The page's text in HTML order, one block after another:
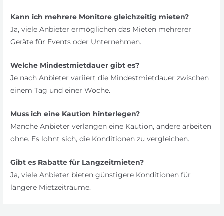
Kann ich mehrere Monitore gleichzeitig mieten?
Ja, viele Anbieter ermöglichen das Mieten mehrerer
Geräte für Events oder Unternehmen.
Welche Mindestmietdauer gibt es?
Je nach Anbieter variiert die Mindestmietdauer zwischen
einem Tag und einer Woche.
Muss ich eine Kaution hinterlegen?
Manche Anbieter verlangen eine Kaution, andere arbeiten
ohne. Es lohnt sich, die Konditionen zu vergleichen.
Gibt es Rabatte für Langzeitmieten?
Ja, viele Anbieter bieten günstigere Konditionen für
längere Mietzeiträume.